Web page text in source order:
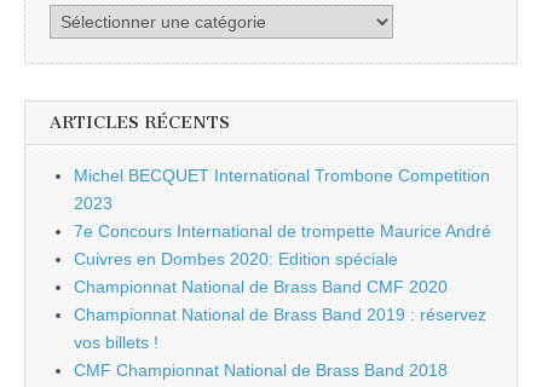
Catégories
ARTICLES RÉCENTS
Michel BECQUET International Trombone Competition
2023
7e Concours International de trompette Maurice André
Cuivres en Dombes 2020: Edition spéciale
Championnat National de Brass Band CMF 2020
Championnat National de Brass Band 2019 : réservez
vos billets !
CMF Championnat National de Brass Band 2018